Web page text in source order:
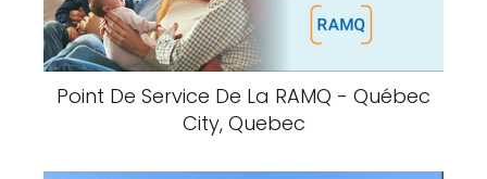
Point De Service De La RAMQ - Québec
City, Quebec